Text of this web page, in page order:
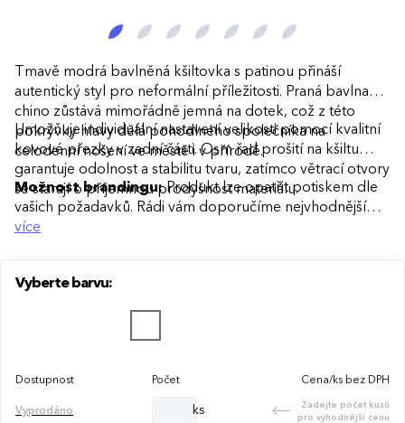
Tmavě modrá bavlněná kšiltovka s patinou přináší
autentický styl pro neformální příležitosti. Praná bavlna
chino zůstává mimořádně jemná na dotek, což z této
pokrývky hlavy dělá pohodlného společníka na
celodenní nošení ve městě i v přírodě.
Umožňuje individuální nastavení velikosti pomocí kvalitní
kovové přezky v zadní části. Osm řad prošití na kšiltu
garantuje odolnost a stabilitu tvaru, zatímco větrací otvory
se starají o příjemnou prodyšnost materiálu.
Možnost brandingu:Produkt lze opatřit potiskem dle
vašich požadavků. Rádi vám doporučíme nejvhodnější
technologii potisku s ohledem na design i váš rozpočet.
více
Vyberte barvu:
Dostupnost Počet Cena/ks bez DPH
Vyprodáno ks
Zadejte počet kusů
pro výhodnější cenu